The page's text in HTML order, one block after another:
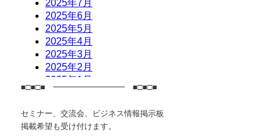
■□■□■ ━━━━━━━━━ ■□■□■
セミナー、交流会、ビジネス情報掲示板
掲載希望も受け付けます。